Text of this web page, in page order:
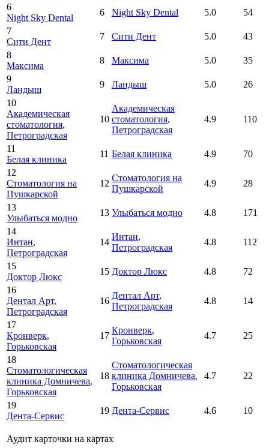
6
Night Sky Dental
6 Night Sky Dental 5.0
54
7
Сити Дент
7 Сити Дент 5.0
43
8
Максима
8 Максима 5.0
35
9
Ландыш
9 Ландыш 5.0
26
10
Академическая
стоматология,
Петроградская
10
Академическая
стоматология,
Петроградская
4.9 110
11
Белая клиника
11 Белая клиника 4.9
70
12
Стоматология на
Пушкарской
12
Стоматология на
Пушкарской
4.9 28
13
Улыбаться модно
13 Улыбаться модно 4.8
171
14
Интан,
Петроградская
14
Интан,
Петроградская
4.8 112
15
Доктор Люкс
15 Доктор Люкс 4.8
72
16
Дентал Арт,
Петроградская
16
Дентал Арт,
Петроградская
4.8 14
17
Кронверк,
Горьковская
17
Кронверк,
Горьковская
4.7 25
18
Стоматологическая
клиника Домничева,
Горьковская
18
Стоматологическая
клиника Домничева,
Горьковская
4.7 22
19
Дента-Сервис
19 Дента-Сервис 4.6 10
Аудит карточки на картах